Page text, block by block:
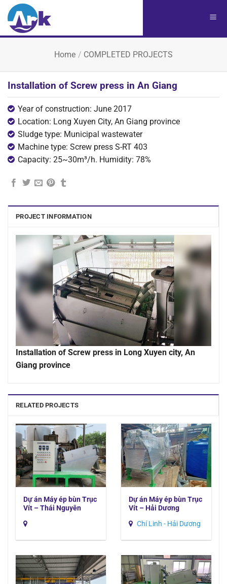
Chuyển
đến
Home / COMPLETED PROJECTS
Installation of Screw press in An Giang
Year of construction: June 2017
Location: Long Xuyen City, An Giang province
Sludge type: Municipal wastewater
Machine type: Screw press S-RT 403
Capacity: 25~30m³/h. Humidity: 78%
PROJECT INFORMATION
Installation of Screw press in Long Xuyen city, An
Giang province
RELATED PROJECTS
Dự án Máy ép bùn Trục
Vít – Thái Nguyên
Dự án Máy ép bùn Trục
Vít – Hải Dương
Chí Linh - Hải Dương